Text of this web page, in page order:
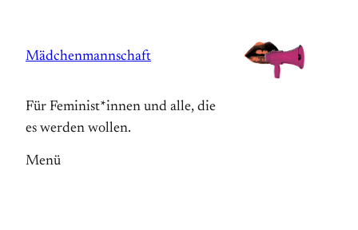
springen
Mädchenmannschaft
Für Feminist*innen und alle, die
es werden wollen.
Menü